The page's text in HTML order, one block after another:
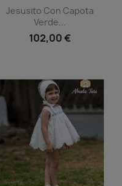
Vista rápida
Jesusito Con Capota
Verde...
102,00 €